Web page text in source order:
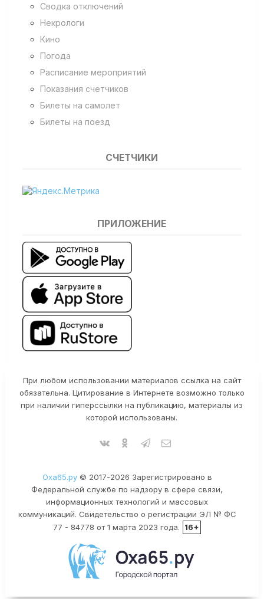
Сводка отключений
Некрологи
Кино
Погода
Расписание мероприятий
Показания счетчиков
Билеты на самолет
Билеты на поезд
СЧЕТЧИКИ
ПРИЛОЖЕНИЕ
При любом использовании материалов ссылка на сайт
обязательна. Цитирование в Интернете возможно только
при наличии гиперссылки на публикацию, материалы из
которой использованы.
Оха65.ру© 2017-2026 Зарегистрировано в
Федеральной службе по надзору в сфере связи,
информационных технологий и массовых
коммуникаций. Свидетельство о регистрации ЭЛ № ФС
77 - 84778 от 1 марта 2023 года.
16+